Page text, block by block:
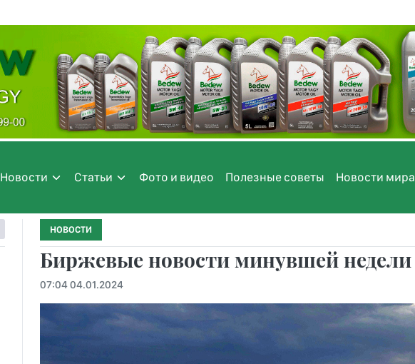
Новости Статьи Фото и видео Полезные советы Новости мира
НОВОСТИ
Биржевые новости минувшей недели
07:04 04.01.2024